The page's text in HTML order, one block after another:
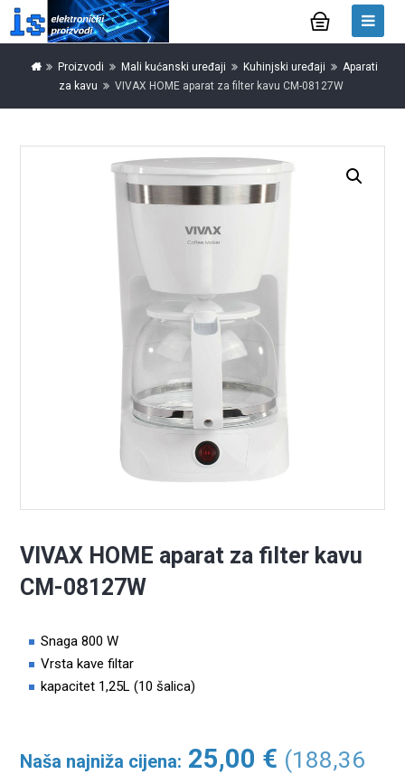
Proizvodi Mali kućanski uređaji Kuhinjski uređaji
Aparati
za kavu
VIVAX HOME aparat za filter kavu CM-08127W
VIVAX HOME aparat za filter kavu
CM-08127W
Snaga 800 W
Vrsta kave filtar
kapacitet 1,25L (10 šalica)
Naša najniža cijena: 25,00 € (188,36